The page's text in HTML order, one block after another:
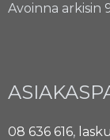
Avoinna arkisin
08 636 616,